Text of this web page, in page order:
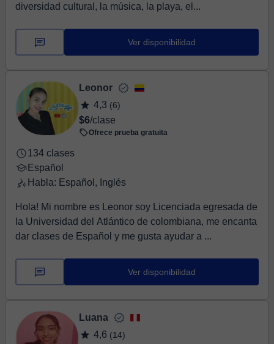
diversidad cultural, la música, la playa, el...
Ver disponibilidad
Leonor
4,3 (6)
$6/clase
Ofrece prueba gratuita
134 clases
Español
Habla: Español, Inglés
Hola! Mi nombre es Leonor soy Licenciada egresada de
la Universidad del Atlántico de colombiana, me encanta
dar clases de Español y me gusta ayudar a ...
Ver disponibilidad
Luana
4,6 (14)